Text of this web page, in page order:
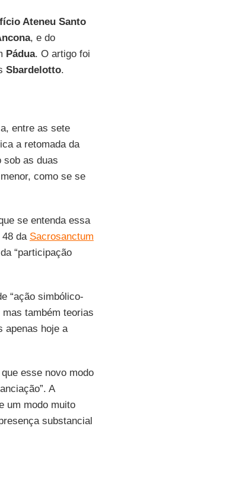
Ateneu Santo
, e do
Pádua. O artigo foi
Sbardelotto.
entre as sete
a retomada da
sob as duas
como se se
se entenda essa
48 da Sacrosanctum
“participação
“ação simbólico-
também teorias
apenas hoje a
esse novo modo
A
um modo muito
substancial